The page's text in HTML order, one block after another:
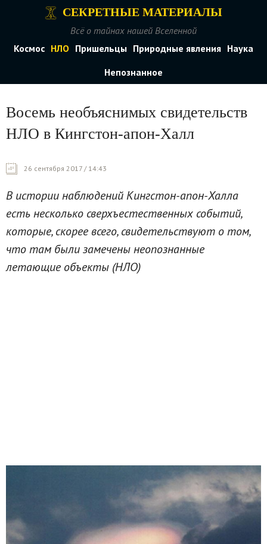
СЕКРЕТНЫЕ МАТЕРИАЛЫ
Всё о тайнах нашей Вселенной
Космос НЛО Пришельцы Природные явления Наука
Непознанное
Восемь необъяснимых свидетельств
НЛО в Кингстон-апон-Халл
26 сентября 2017 / 14:43
В истории наблюдений Кингстон-апон-Халла
есть несколько сверхъестественных событий,
которые, скорее всего, свидетельствуют о том,
что там были замечены неопознанные
летающие объекты (НЛО)